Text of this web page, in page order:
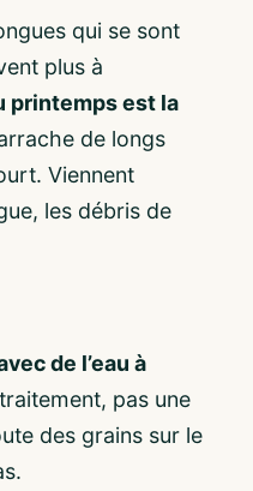
qui se sont
plus à
printemps est la
de longs
Viennent
les débris de
de l’eau à
pas une
des grains sur le